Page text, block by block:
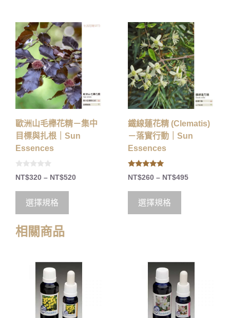
歐洲山毛櫸花精－集中
目標與扎根｜Sun
Essences
0
o
t
5
NT$320 – NT$520
選擇規格
鐵線蓮花精 (Clematis)
－落實行動｜Sun
Essences
5.00
out of 5
NT$260 – NT$495
選擇規格
相關商品